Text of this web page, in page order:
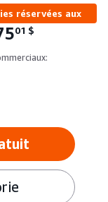
réservées aux
01 $